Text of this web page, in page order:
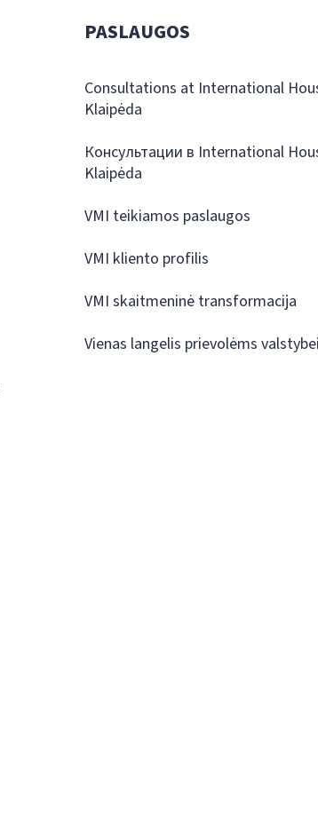
PASLAUGOS
Consultations at International
Klaipėda
Консультации в International
Klaipėda
VMI teikiamos paslaugos
VMI kliento profilis
VMI skaitmeninė transformacija
Vienas langelis prievolėms